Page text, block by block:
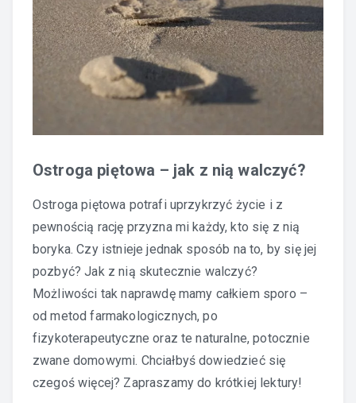
Ostroga piętowa – jak z nią walczyć?
Ostroga piętowa potrafi uprzykrzyć życie i z
pewnością rację przyzna mi każdy, kto się z nią
boryka. Czy istnieje jednak sposób na to, by się jej
pozbyć? Jak z nią skutecznie walczyć?
Możliwości tak naprawdę mamy całkiem sporo –
od metod farmakologicznych, po
fizykoterapeutyczne oraz te naturalne, potocznie
zwane domowymi. Chciałbyś dowiedzieć się
czegoś więcej? Zapraszamy do krótkiej lektury!